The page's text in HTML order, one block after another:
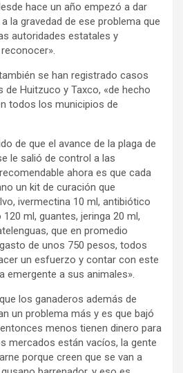
hace un año empezó a dar
la gravedad de ese problema que
autoridades estatales y
se han registrado casos
Huitzuco y Taxco, «de hecho
todos los municipios de
de que el avance de la plaga de
le salió de control a las
ahora es que cada
un kit de curación que
ivermectina 10 ml, antibiótico
ml, guantes, jeringa 20 ml,
que en promedio
de unos 750 pesos, todos
un esfuerzo y contar con este
emergente a sus animales».
los ganaderos además de
un problema más y es que bajó
menos tienen dinero para
mercados están vacíos, la gente
porque creen que se van a